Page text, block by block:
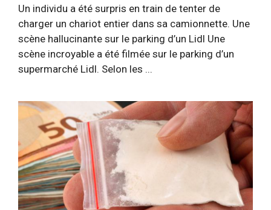
Un individu a été surpris en train de tenter de
charger un chariot entier dans sa camionnette. Une
scène hallucinante sur le parking d’un Lidl Une
scène incroyable a été filmée sur le parking d’un
supermarché Lidl. Selon les ...